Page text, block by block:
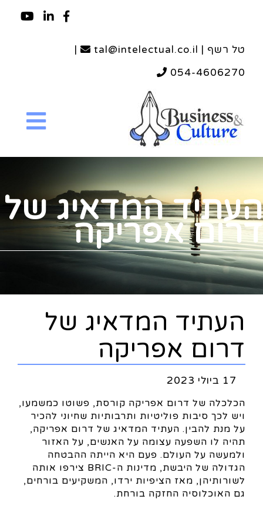
טל רשף | tal@intelectual.co.il
|
054-4606270
העתיד המדאיג של
דרום אפריקה
העתיד המדאיג של
דרום אפריקה
17 ביולי 2023
הכלכלה של דרום אפריקה קורסת, פשוטו כמשמעו,
ויש לכך סיבות פוליטיות ותרבותיות שחיוני להכיר
על מנת להבין. העתיד המדאיג של דרום אפריקה,
תהיה לו השפעה עצומה על האנשים, על האזור
ולמעשה על העולם. פעם היא הייתה ההבטחה
הגדולה של היבשת, מדינות ה-BRIC צירפו אותה
לשורותיהן, מאז הציפיות ירדו, המשקיעים בורחים,
גם האוכלוסיה החזקה בורחת.